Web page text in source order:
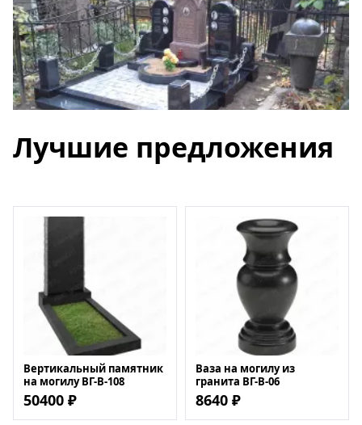
Лучшие предложения
Вертикальный памятник
на могилу ВГ-В-108
50400 ₽
Ваза на могилу из
гранита ВГ-В-06
8640 ₽